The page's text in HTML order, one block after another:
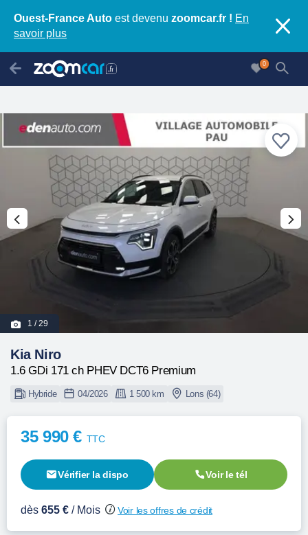
Ouest-France Auto est devenu zoomcar.fr ! En
savoir plus
0
1 / 29
Kia Niro
1.6 GDi 171 ch PHEV DCT6 Premium
Hybride 04/2026 1 500 km Lons (64)
35 990 € TTC
Vérifier la dispo Voir le tél
dès 655 € / Mois Voir les offres de crédit